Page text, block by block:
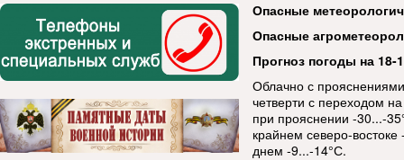
Опасные
Опасные
Прогноз погоды на
Облачно с
четверти с переходом
при прояснении -30...-
крайнем северо-
днем -9...-14°С.